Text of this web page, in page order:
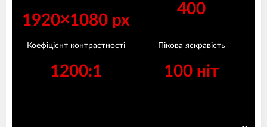
1920×1080 px
400
Коефіцієнт контрастності
1200:1
Пікова яскравість
100 ніт